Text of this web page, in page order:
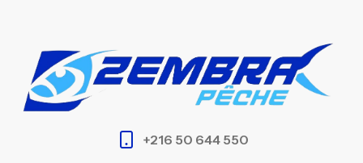
+216 50 644 550